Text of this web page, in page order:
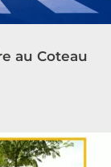
au Coteau